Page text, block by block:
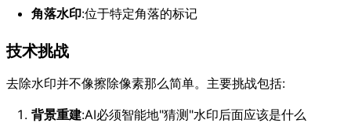
角落水印:位于特定角落的标记
技术挑战
去除水印并不像擦除像素那么简单。主要挑战包括:
背景重建:AI必须智能地"猜测"水印后面应该是什么